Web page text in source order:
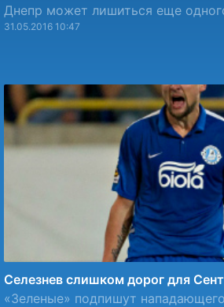
Днепр может лишиться еще
31.05.2016 10:47
Селезнев слишком дорог для
«Зеленые» подпишут